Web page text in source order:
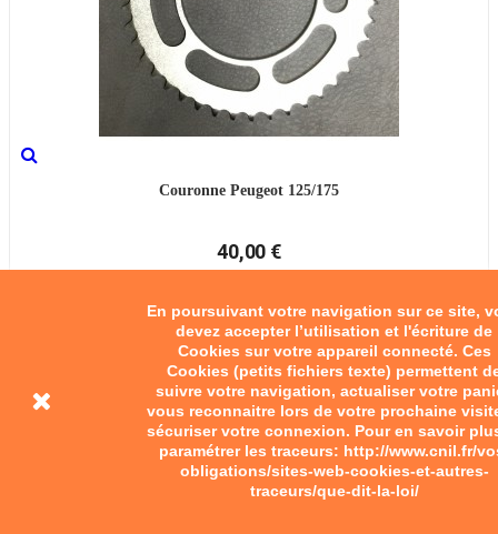
En poursuivant votre navigation sur ce site,
devez accepter l’utilisation et l'écriture de
Cookies sur votre appareil connecté. Ces
Cookies (petits fichiers texte) permettent
suivre votre navigation, actualiser votre
vous reconnaitre lors de votre prochaine
sécuriser votre connexion. Pour en savoir
paramétrer les traceurs: http://www.cnil.fr/
obligations/sites-web-cookies-et-autres-
traceurs/que-dit-la-loi/
Couronne Peugeot 125/175
40,00 €